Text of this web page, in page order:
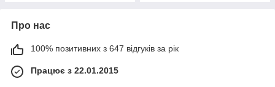
Про нас
100% позитивних з 647 відгуків за рік
Працює з 22.01.2015